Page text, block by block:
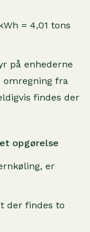
= 4,01 tons
på enhederne
fra
findes der
opgørelse
er
der findes to